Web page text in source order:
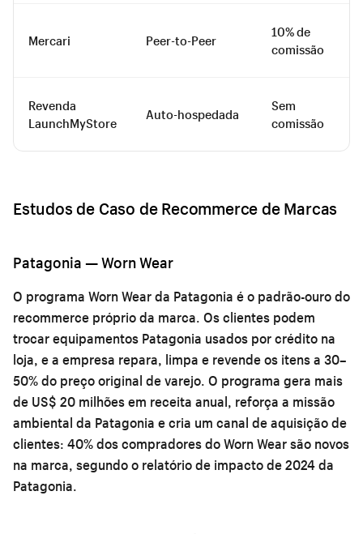
Mercari Peer-to-Peer
10% de
comissão
Revenda
LaunchMyStore
Auto-hospedada
Sem
comissão
Estudos de Caso de Recommerce de Marcas
Patagonia — Worn Wear
O programa Worn Wear da Patagonia é o padrão-ouro do
recommerce próprio da marca. Os clientes podem
trocar equipamentos Patagonia usados por crédito na
loja, e a empresa repara, limpa e revende os itens a 30–
50% do preço original de varejo. O programa gera mais
de US$ 20 milhões em receita anual, reforça a missão
ambiental da Patagonia e cria um canal de aquisição de
clientes: 40% dos compradores do Worn Wear são novos
na marca, segundo o relatório de impacto de 2024 da
Patagonia.